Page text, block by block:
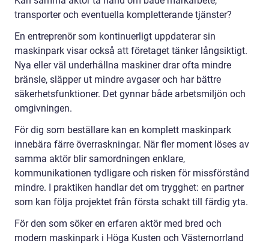
transporter och eventuella kompletterande tjänster?
En entreprenör som kontinuerligt uppdaterar sin
maskinpark visar också att företaget tänker långsiktigt.
Nya eller väl underhållna maskiner drar ofta mindre
bränsle, släpper ut mindre avgaser och har bättre
säkerhetsfunktioner. Det gynnar både arbetsmiljön och
omgivningen.
För dig som beställare kan en komplett maskinpark
innebära färre överraskningar. När fler moment löses av
samma aktör blir samordningen enklare,
kommunikationen tydligare och risken för missförstånd
mindre. I praktiken handlar det om trygghet: en partner
som kan följa projektet från första schakt till färdig yta.
För den som söker en erfaren aktör med bred och
modern maskinpark i Höga Kusten och Västernorrland